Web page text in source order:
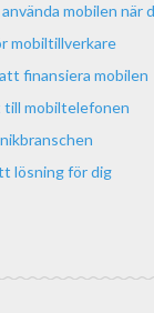
mobilen när
mobiltillverkare
finansiera mobilen
till mobiltelefonen
lösning för dig